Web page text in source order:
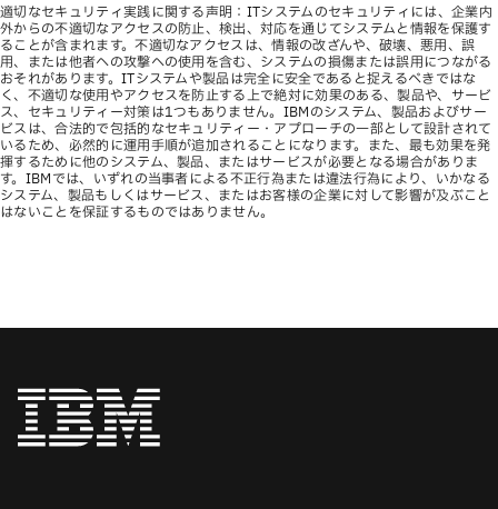
適切なセキュリティ実践に関する声明：ITシステムのセキュリティには、企業内
外からの不適切なアクセスの防止、検出、対応を通じてシステムと情報を保護す
ることが含まれます。不適切なアクセスは、情報の改ざんや、破壊、悪用、誤
用、または他者への攻撃への使用を含む、システムの損傷または誤用につながる
おそれがあります。ITシステムや製品は完全に安全であると捉えるべきではな
く、不適切な使用やアクセスを防止する上で絶対に効果のある、製品や、サービ
ス、セキュリティー対策は1つもありません。IBMのシステム、製品およびサー
ビスは、合法的で包括的なセキュリティー・アプローチの一部として設計されて
いるため、必然的に運用手順が追加されることになります。また、最も効果を発
揮するために他のシステム、製品、またはサービスが必要となる場合がありま
す。IBMでは、いずれの当事者による不正行為または違法行為により、いかなる
システム、製品もしくはサービス、またはお客様の企業に対して影響が及ぶこと
はないことを保証するものではありません。